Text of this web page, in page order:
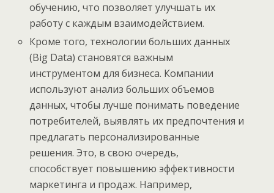
обучению, что позволяет улучшать их
работу с каждым взаимодействием.
Кроме того, технологии больших данных
(Big Data) становятся важным
инструментом для бизнеса. Компании
используют анализ больших объемов
данных, чтобы лучше понимать поведение
потребителей, выявлять их предпочтения и
предлагать персонализированные
решения. Это, в свою очередь,
способствует повышению эффективности
маркетинга и продаж. Например,